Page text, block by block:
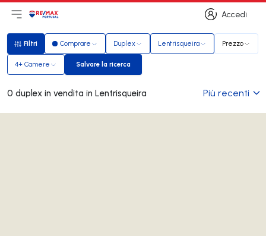
Accedi
Accedi
Apri il menu principale
LogoVai alla homepage
Filtri
Filtri Comprare Duplex Lentrisqueira Prezzo
4+ Camere Salvare la ricerca
Salvare la ricerca
0 duplex in vendita in Lentrisqueira Più recenti